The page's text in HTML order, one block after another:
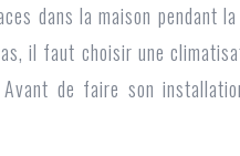
dans la maison pendant
il faut choisir une
Avant de faire son